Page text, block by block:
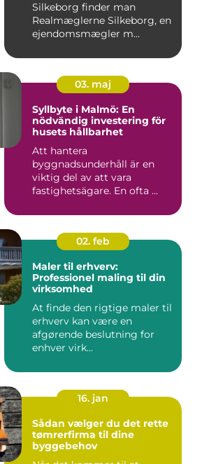
Silkeborg finder man
Realmæglerne Silkeborg, en
ejendomsmægler m...
03. maj
Syllbyte i Malmö: En
nödvändig investering för
husets hållbarhet
Att hantera
byggnadsunderhåll är en
viktig del av att vara
fastighetsägare. En ofta ...
02. feb
Maler til erhverv:
Professionel maling til din
virksomhed
At finde den rigtige maler til
erhverv kan være en
afgørende beslutning for
enhver virk...
16. jan
Sådan vælger du det rette
tømrerfirma til dine
byggebehov